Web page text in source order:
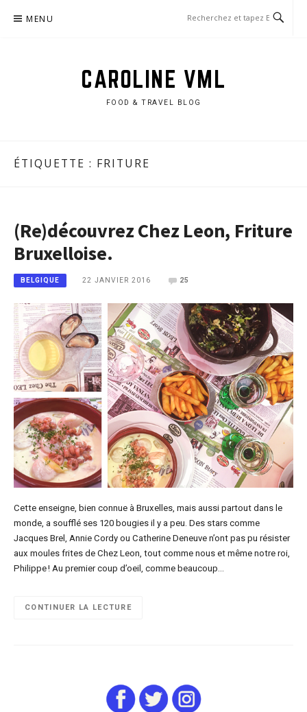
MENU
CAROLINE VML
FOOD & TRAVEL BLOG
ÉTIQUETTE : FRITURE
(Re)découvrez Chez Leon, Friture
Bruxelloise.
BELGIQUE 22 JANVIER 2016 25
Cette enseigne, bien connue à Bruxelles, mais aussi partout dans le
monde, a soufflé ses 120 bougies il y a peu. Des stars comme
Jacques Brel, Annie Cordy ou Catherine Deneuve n’ont pas pu résister
aux moules frites de Chez Leon, tout comme nous et même notre roi,
Philippe ! Au premier coup d’oeil, comme beaucoup…
CONTINUER LA LECTURE